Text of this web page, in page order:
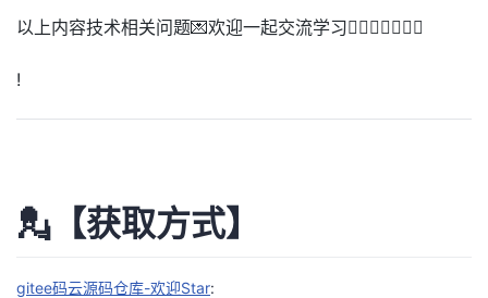
以上内容技术相关问题💌欢迎一起交流学习👇🏻👇🏻👇🏻🔥
!
💂【获取方式】
gitee码云源码仓库-欢迎Star: